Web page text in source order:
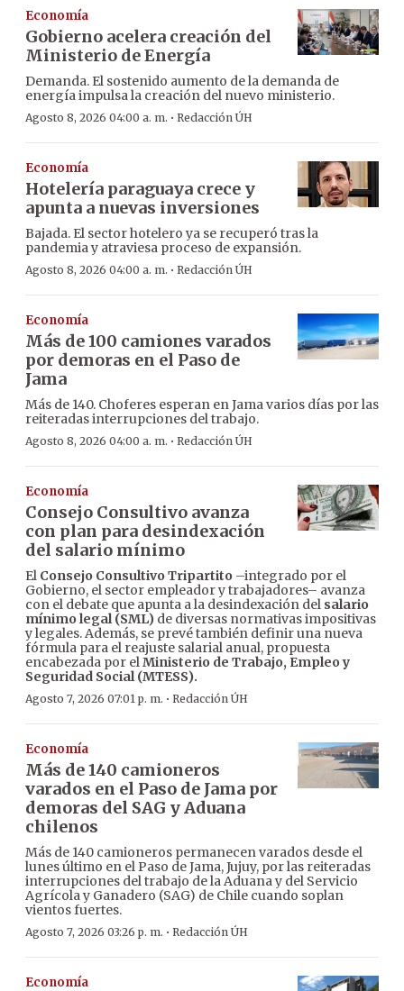
Economía
Gobierno acelera creación del
Ministerio de Energía
Demanda. El sostenido aumento de la demanda de
energía impulsa la creación del nuevo ministerio.
Agosto 8, 2026 04:00 a. m. · Redacción ÚH
Economía
Hotelería paraguaya crece y
apunta a nuevas inversiones
Bajada. El sector hotelero ya se recuperó tras la
pandemia y atraviesa proceso de expansión.
Agosto 8, 2026 04:00 a. m. · Redacción ÚH
Economía
Más de 100 camiones varados
por demoras en el Paso de
Jama
Más de 140. Choferes esperan en Jama varios días por las
reiteradas interrupciones del trabajo.
Agosto 8, 2026 04:00 a. m. · Redacción ÚH
Economía
Consejo Consultivo avanza
con plan para desindexación
del salario mínimo
El Consejo Consultivo Tripartito –integrado por el
Gobierno, el sector empleador y trabajadores– avanza
con el debate que apunta a la desindexación del salario
mínimo legal (SML) de diversas normativas impositivas
y legales. Además, se prevé también definir una nueva
fórmula para el reajuste salarial anual, propuesta
encabezada por elMinisterio de Trabajo, Empleo y
Seguridad Social (MTESS).
Agosto 7, 2026 07:01 p. m. · Redacción ÚH
Economía
Más de 140 camioneros
varados en el Paso de Jama por
demoras del SAG y Aduana
chilenos
Más de 140 camioneros permanecen varados desde el
lunes último en el Paso de Jama, Jujuy, por las reiteradas
interrupciones del trabajo de la Aduana y del Servicio
Agrícola y Ganadero (SAG) de Chile cuando soplan
vientos fuertes.
Agosto 7, 2026 03:26 p. m. · Redacción ÚH
Economía